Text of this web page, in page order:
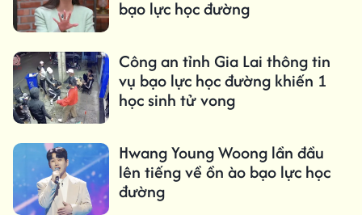
bạo lực học đường
Công an tỉnh Gia Lai thông tin
vụ bạo lực học đường khiến 1
học sinh tử vong
Hwang Young Woong lần đầu
lên tiếng về ồn ào bạo lực học
đường